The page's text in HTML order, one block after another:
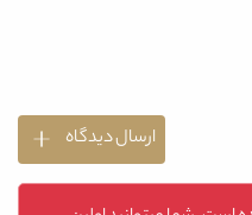
ارسال دیدگاه